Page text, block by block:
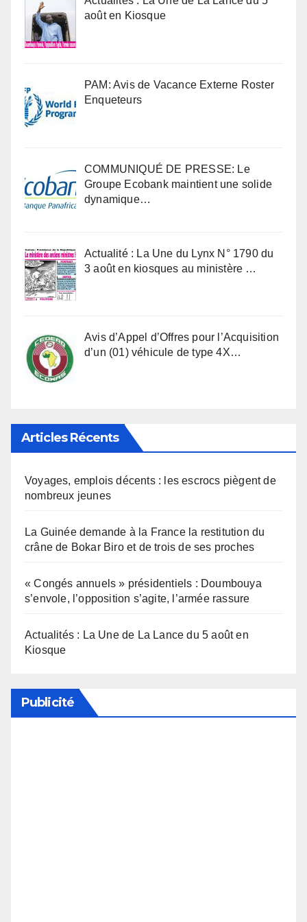
août en Kiosque
PAM: Avis de Vacance Externe Roster
Enqueteurs
COMMUNIQUÉ DE PRESSE: Le
Groupe Ecobank maintient une solide
dynamique…
Actualité : La Une du Lynx N° 1790 du
3 août en kiosques au ministère …
Avis d’Appel d’Offres pour l’Acquisition
d’un (01) véhicule de type 4X…
Articles Récents
Voyages, emplois décents : les escrocs piègent de
nombreux jeunes
La Guinée demande à la France la restitution du
crâne de Bokar Biro et de trois de ses proches
« Congés annuels » présidentiels : Doumbouya
s’envole, l’opposition s’agite, l’armée rassure
Actualités : La Une de La Lance du 5 août en
Kiosque
Publicité